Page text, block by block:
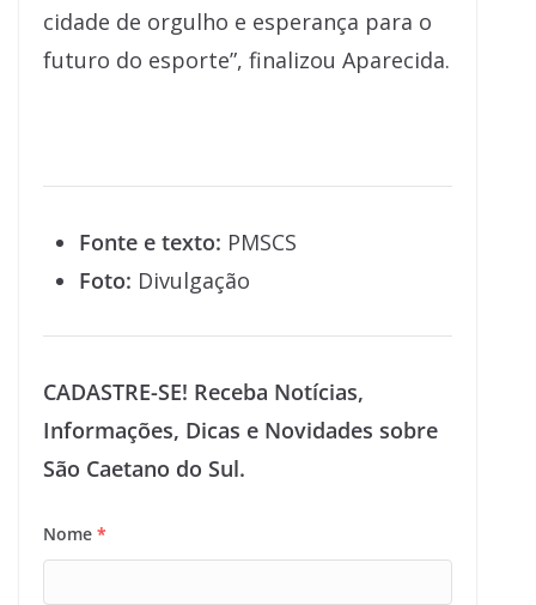
cidade de orgulho e esperança para o
futuro do esporte”, finalizou Aparecida.
Fonte e texto: PMSCS
Foto: Divulgação
CADASTRE-SE! Receba Notícias,
Informações, Dicas e Novidades sobre
São Caetano do Sul.
Nome *